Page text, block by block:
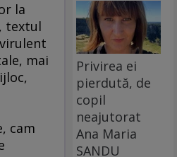
la
textul
mai
cam
Privirea ei
pierdută, de
copil
neajutorat
Ana Maria
SANDU